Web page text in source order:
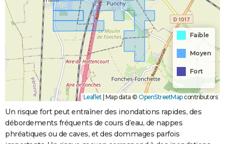
Faible
Moyen
Fort
Leaflet | Map data © OpenStreetMapcontributors
Un risque fort peut entraîner des inondations rapides, des
débordements fréquents de cours d’eau, de nappes
phréatiques ou de caves, et des dommages parfois